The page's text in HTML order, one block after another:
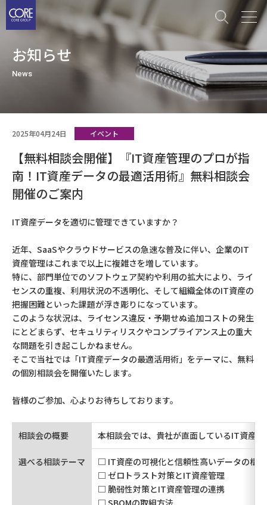
ツ
お知らせ
News
2025年04月24日 イベント
【無料相談会開催】『IT資産管理のプロが指
南！IT資産データの最適活用術』無料相談会
開催のご案内
IT資産データを適切に管理できていますか？
近年、SaaSやクラウドサービスの急速な普及に伴い、企業のIT
資産管理はこれまで以上に複雑さを増しています。
特に、部門単位でのソフトウェア契約や利用の拡大により、ライ
センスの重複、利用状況の不透明化、そして組織全体のIT資産の
把握困難といった課題が浮き彫りになっています。
このような状況は、ライセンス違反・予期せぬ追加コストの発生
にとどまらず、セキュリティリスクやコンプライアンス上の重大
な問題を引き起こしかねません。
そこで当社では「IT資産データの最適活用術」をテーマに、無料
の個別相談会を開催いたします。
皆様のご参加、心よりお待ちしております。
相談会の概要 本相談会では、貴社が直面しているIT資産
選べる相談テーマ
□ IT資産の可視化と信頼性高いデータの構
□ ゼロトラスト対策とIT資産管理
□ 脆弱性対策とIT資産管理の連携
□ SBOMの取組方法